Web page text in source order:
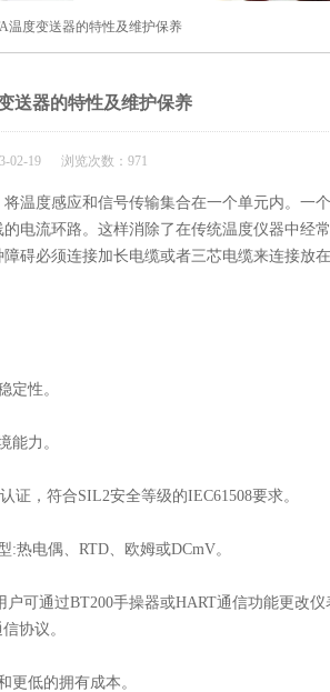
温度变送器的特性及维护保养
送器的特性及维护保养
02-19 浏览次数：971
温度感应和信号传输集合在一个单元内。一
电流环路。这样消除了在传统温度仪器中经
碍必须连接加长电缆或者三芯电缆来连接放
性。
力。
，符合SIL2安全等级的IEC61508要求。
电偶、RTD、欧姆或DCmV。
通过BT200手操器或HART通信功能更改仪
协议。
低的拥有成本。